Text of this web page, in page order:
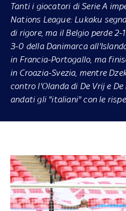
Tanti i giocatori di Serie A
Nations League: Lukaku
di rigore, ma il Belgio perde 2-
3-0 della Danimarca
in Francia-Portogallo, ma
in Croazia-Svezia, mentre
contro l'Olanda di De Vrij e De
andati gli "italiani" con le